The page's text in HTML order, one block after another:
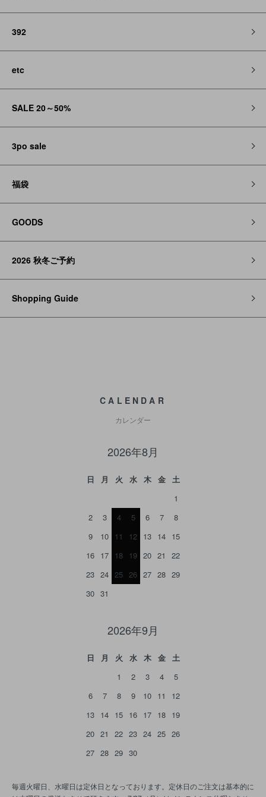
392
etc
SALE 20～50%
3po sale
福袋
GOODS
2026 秋冬ご予約
Shopping Guide
CALENDAR
カレンダー
2026年8月
日 月 火 水 木 金
土
1
2
3 4 5 6 7
8
9
10 11 12 13 14 15
16 17 18 19 20 21
22
23 24 25 26 27 28 29
30 31
2026年9月
日 月 火 水 木 金
土
1
2 3 4
5
6
7 8 9 10 11
12
13 14 15 16 17 18 19
20 21 22 23 24 25 26
27 28 29 30
毎週火曜日、水曜日は定休日となっております。定休日のご注文は基本的に